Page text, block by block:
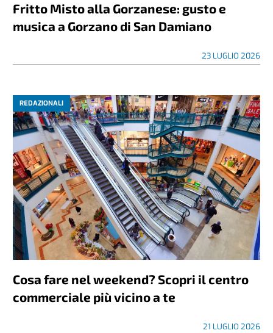
Fritto Misto alla Gorzanese: gusto e
musica a Gorzano di San Damiano
23 LUGLIO 2026
REDAZIONALI
Cosa fare nel weekend? Scopri il centro
commerciale più vicino a te
21 LUGLIO 2026